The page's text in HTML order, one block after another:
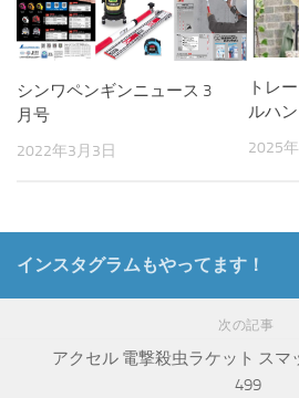
シンワペンギンニュース 3
月号
2022年3月3日
トレ
ルハ
2025
インスタグラムもやってます！
次の記事
アクセル 電撃殺虫ラケット スマ
499